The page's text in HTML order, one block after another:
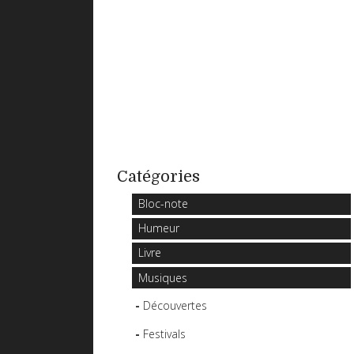
Catégories
Bloc-note
Humeur
Livre
Musiques
Découvertes
Festivals